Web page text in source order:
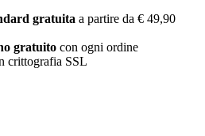
gratuita a partire da € 49,90
gratuito con ogni ordine
crittografia SSL